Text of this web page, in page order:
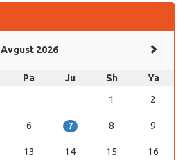
Avgust 2026
Pa Ju Sh
Ya
1
2
6 7 8 9
13 14 15 16